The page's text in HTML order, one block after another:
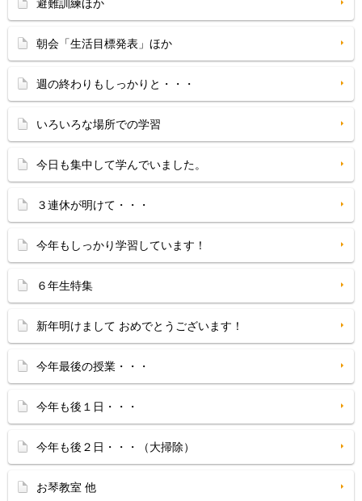
避難訓練ほか
朝会「生活目標発表」ほか
週の終わりもしっかりと・・・
いろいろな場所での学習
今日も集中して学んでいました。
３連休が明けて・・・
今年もしっかり学習しています！
６年生特集
新年明けまして おめでとうございます！
今年最後の授業・・・
今年も後１日・・・
今年も後２日・・・（大掃除）
お琴教室 他